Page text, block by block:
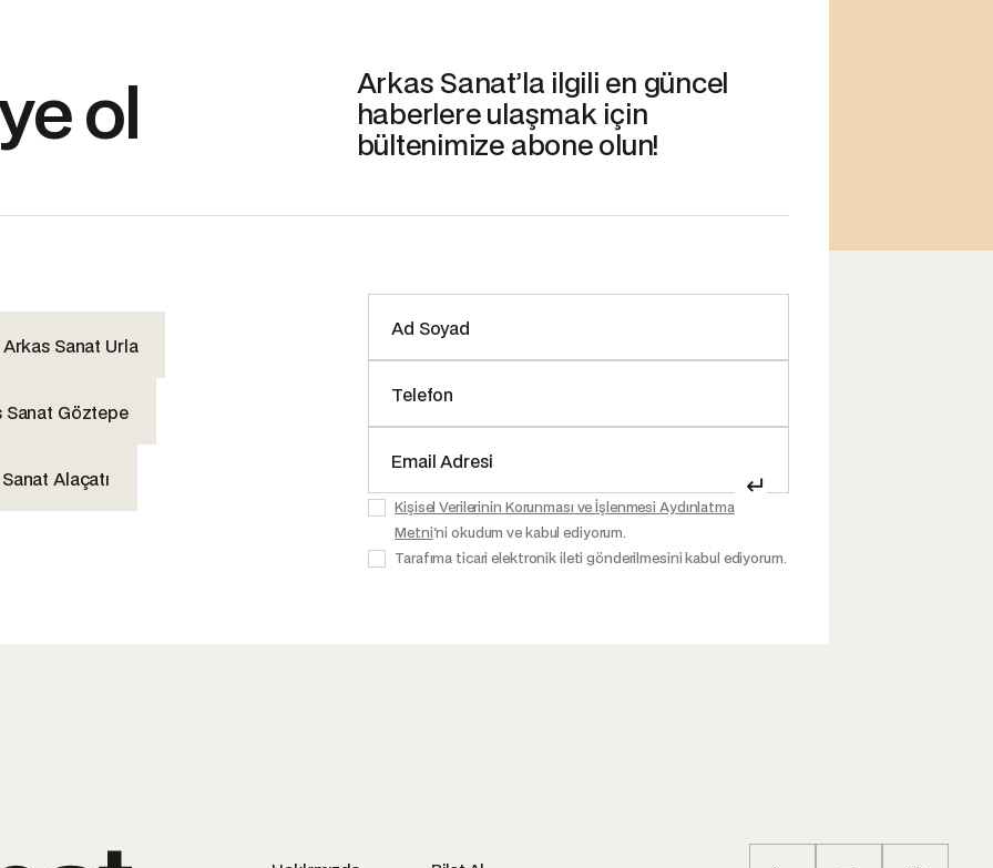
ol
Arkas Sanat’la ilgili en güncel
haberlere ulaşmak için
bültenimize abone olun!
Arkas Sanat Urla
Sanat Göztepe
Alaçatı
Kişisel Verilerinin Korunması ve İşlenmesi Aydınlatma
Metni'ni okudum ve kabul ediyorum.
Tarafıma ticari elektronik ileti gönderilmesini kabul ediyorum.
↵